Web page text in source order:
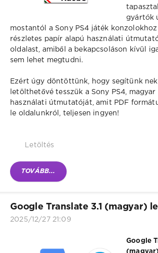
gyártók
mostantól a Sony PS4 játék
részletes papír alapú használati
oldalast, amiből a bekapcsoláson kívül
sem lehet megtudni.
Ezért úgy döntöttünk, hogy segítünk
letölthetővé tesszük a Sony PS4, magyar
használati útmutatóját, amit PDF
le oldalunkról, teljesen ingyen!
Letöltés
TOVÁBB...
Google Translate 3.1 (magyar)
2025/12/27 21:09
Google